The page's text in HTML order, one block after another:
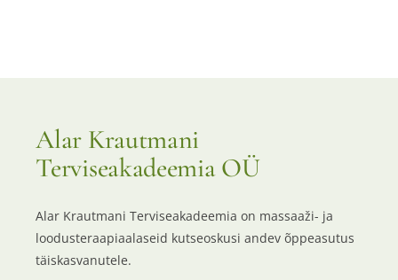
Alar Krautmani
Terviseakadeemia OÜ
Alar Krautmani Terviseakadeemia on massaaži- ja
loodusteraapiaalaseid kutseoskusi andev õppeasutus
täiskasvanutele.